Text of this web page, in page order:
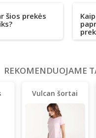
šios prekės
REKOMENDUOJAME
Vulcan šortai